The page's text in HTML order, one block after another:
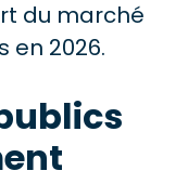
du marché
en 2026.